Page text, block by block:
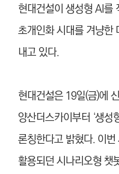
현대건설이 생성형 AI를
초개인화 시대를 겨냥한
내고 있다.
현대건설은 19일(금)에
양산더스카이부터 ‘생성
론칭한다고 밝혔다. 이
활용되던 시나리오형